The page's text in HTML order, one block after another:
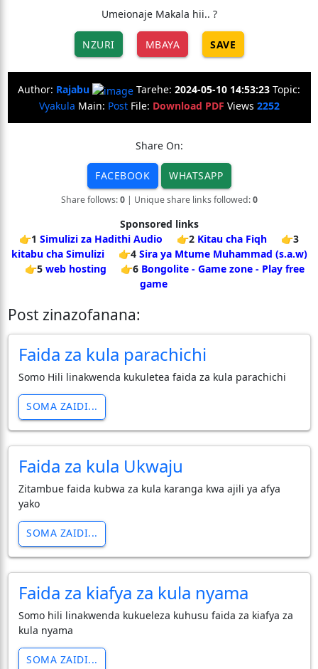
Umeionaje Makala hii.. ?
NZURI MBAYA SAVE
Author: Rajabu Tarehe: 2024-05-10 14:53:23 Topic:
Vyakula Main: PostFile: Download PDF Views 2252
Share On:
FACEBOOK WHATSAPP
Share follows:0| Unique share links followed:0
Sponsored links
👉1 Simulizi za Hadithi Audio 👉2 Kitau cha Fiqh
👉3
kitabu cha Simulizi
👉4 Sira ya Mtume Muhammad (s.a.w)
👉5 web hosting 👉6 Bongolite - Game zone - Play free
game
Post zinazofanana:
Faida za kula parachichi
Somo Hili linakwenda kukuletea faida za kula parachichi
SOMA ZAIDI...
Faida za kula Ukwaju
Zitambue faida kubwa za kula karanga kwa ajili ya afya
yako
SOMA ZAIDI...
Faida za kiafya za kula nyama
Somo hili linakwenda kukueleza kuhusu faida za kiafya za
kula nyama
SOMA ZAIDI...